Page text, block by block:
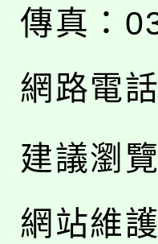
傳真：
網路電
建議瀏
網站維